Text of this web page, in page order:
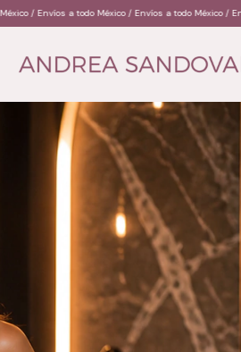
/ Envíos a todo México / Envíos a todo